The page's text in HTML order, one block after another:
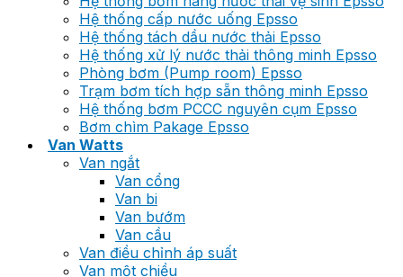
Hệ thống cấp nước uống Epsso
Hệ thống tách dầu nước thải Epsso
Hệ thống xử lý nước thải thông minh Epsso
Phòng bơm (Pump room) Epsso
Trạm bơm tích hợp sẵn thông minh Epsso
Hệ thống bơm PCCC nguyên cụm Epsso
Bơm chìm Pakage Epsso
Van Watts
Van ngắt
Van cổng
Van bi
Van bướm
Van cầu
Van điều chỉnh áp suất
Van một chiều